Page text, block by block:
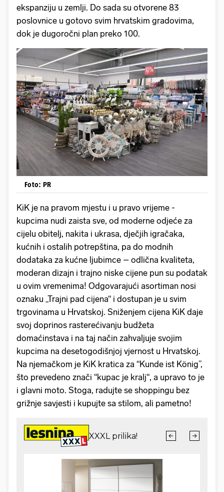
ekspanziju u zemlji. Do sada su otvorene 83
poslovnice u gotovo svim hrvatskim gradovima,
dok je dugoročni plan preko 100.
Foto: PR
KiK je na pravom mjestu i u pravo vrijeme -
kupcima nudi zaista sve, od moderne odjeće za
cijelu obitelj, nakita i ukrasa, dječjih igračaka,
kućnih i ostalih potrepština, pa do modnih
dodataka za kućne ljubimce – odlična kvaliteta,
moderan dizajn i trajno niske cijene pun su podatak
u ovim vremenima! Odgovarajući asortiman nosi
oznaku „Trajni pad cijena“ i dostupan je u svim
trgovinama u Hrvatskoj. Sniženjem cijena KiK daje
svoj doprinos rasterećivanju budžeta
domaćinstava i na taj način zahvaljuje svojim
kupcima na desetogodišnjoj vjernost u Hrvatskoj.
Na njemačkom je KiK kratica za “Kunde ist König”,
što prevedeno znači “kupac je kralj“, a upravo to je
i glavni moto. Stoga, radujte se shoppingu bez
grižnje savjesti i kupujte sa stilom, ali pametno!